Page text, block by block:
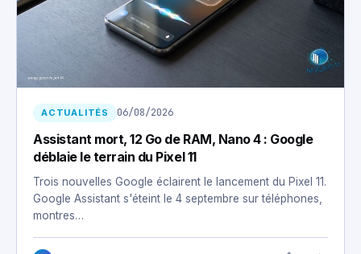
ACTUALITÉS 06/08/2026
Assistant mort, 12 Go de RAM, Nano 4 : Google
déblaie le terrain du Pixel 11
Trois nouvelles Google éclairent le lancement du Pixel 11.
Google Assistant s'éteint le 4 septembre sur téléphones,
montres…